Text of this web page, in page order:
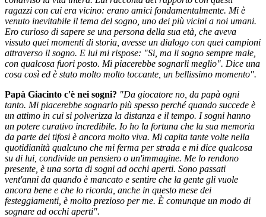
ragazzi con cui era vicino: erano amici fondamentalmente. Mi è
venuto inevitabile il tema del sogno, uno dei più vicini a noi umani.
Ero curioso di sapere se una persona della sua età, che aveva
vissuto quei momenti di storia, avesse un dialogo con quei campioni
attraverso il sogno. E lui mi rispose: "Si, ma li sogno sempre male,
con qualcosa fuori posto. Mi piacerebbe sognarli meglio". Dice una
cosa così ed è stato molto molto toccante, un bellissimo momento".
Papà Giacinto c'è nei sogni? "Da giocatore no, da papà ogni
tanto. Mi piacerebbe sognarlo più spesso perché quando succede è
un attimo in cui si polverizza la distanza e il tempo. I sogni hanno
un potere curativo incredibile. Io ho la fortuna che la sua memoria
da parte dei tifosi è ancora molto viva. Mi capita tante volte nella
quotidianità qualcuno che mi ferma per strada e mi dice qualcosa
su di lui, condivide un pensiero o un'immagine. Me lo rendono
presente, è una sorta di sogni ad occhi aperti. Sono passati
vent'anni da quando è mancato e sentire che la gente gli vuole
ancora bene e che lo ricorda, anche in questo mese dei
festeggiamenti, è molto prezioso per me. È comunque un modo di
sognare ad occhi aperti".